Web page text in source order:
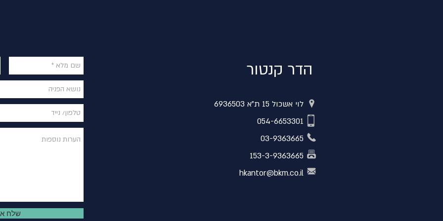
שלח
הדר קנטור
לוי אשכול 15 ת"א 6936503
054-6653301
03-9363665
153-3-9363665
hkantor@bkm.co.il